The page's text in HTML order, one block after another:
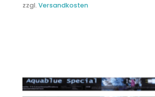
Produkt
Optionen
können
zzgl. Versandkosten